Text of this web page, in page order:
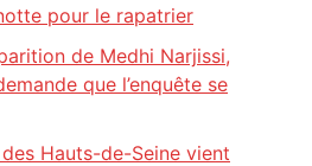
pour le rapatrier
de Medhi Narjissi,
que l’enquête se
Hauts-de-Seine vient